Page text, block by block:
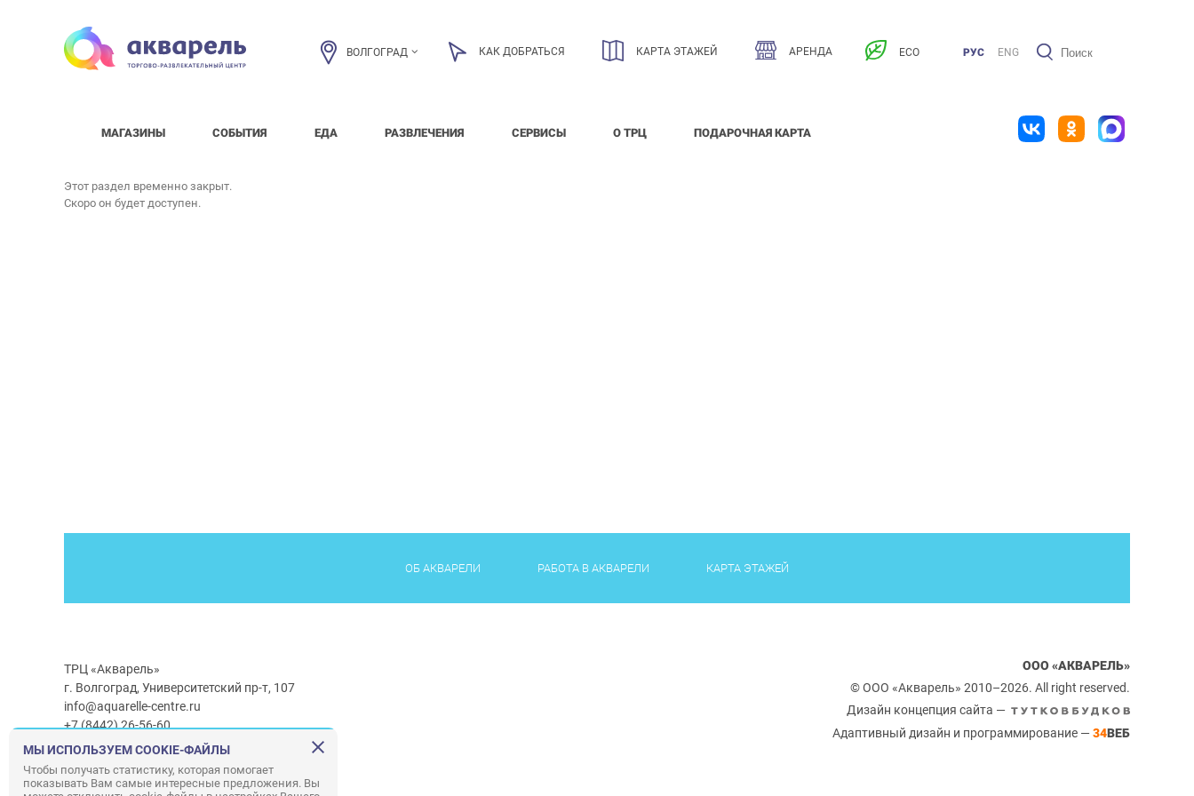
ВОЛГОГРАД КАК ДОБРАТЬСЯ КАРТА ЭТАЖЕЙ АРЕНДА ECO РУС ENG
МАГАЗИНЫ СОБЫТИЯ ЕДА РАЗВЛЕЧЕНИЯ СЕРВИСЫ О ТРЦ ПОДАРОЧНАЯ КАРТА
Этот раздел временно закрыт.
Скоро он будет доступен.
ОБ АКВАРЕЛИ РАБОТА В АКВАРЕЛИ КАРТА ЭТАЖЕЙ
ТРЦ «Акварель»
г. Волгоград, Университетский пр-т, 107
info@aquarelle-centre.ru
+7 (8442) 26-56-60
Часы работы ТРЦ: с 10:00 до 22:00
Часы работы г/м Ашан:с 08:00 до 23:00
ООО «АКВАРЕЛЬ»
© ООО «Акварель» 2010–2026. All right reserved.
Дизайн концепция сайта —
Адаптивный дизайн и программирование — 34ВЕБ
МЫ ИСПОЛЬЗУЕМ COOKIE-ФАЙЛЫ
Чтобы получать статистику, которая помогает
показывать Вам самые интересные предложения. Вы